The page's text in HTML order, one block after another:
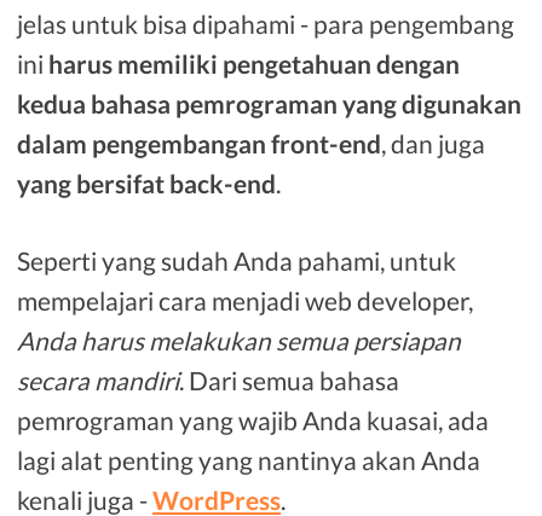
jelas untuk bisa dipahami - para pengembang
ini harus memiliki pengetahuan dengan
kedua bahasa pemrograman yang digunakan
dalam pengembangan front-end, dan juga
yang bersifat back-end.
Seperti yang sudah Anda pahami, untuk
mempelajari cara menjadi web developer,
Anda harus melakukan semua persiapan
secara mandiri. Dari semua bahasa
pemrograman yang wajib Anda kuasai, ada
lagi alat penting yang nantinya akan Anda
kenali juga -WordPress.